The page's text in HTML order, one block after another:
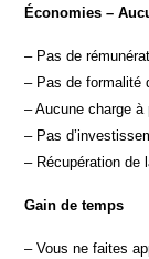
Économies –
– Pas de
– Pas de formalité
– Aucune charge
– Pas
– Récupération de
Gain de temps
– Vous ne faites